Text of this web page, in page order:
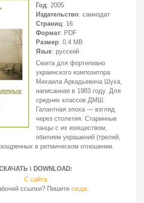
Год: 2005
Издательство: самиздат
Страниц: 16
Формат: PDF
Размер: 0,4 МВ
Язык: русский
Сюита для фортепиано
украинского композитора
Михаила Аркадьевича Шуха,
написанная в 1983 году. Для
средних классов ДМШ.
Галантная эпоха — взгляд
через столетия. Старинные
танцы с их изяществом,
обилием украшений (трелей,
в ритмическом отношении.
\ DOWNLOAD:
С сайта
ссылки? Пишите сюда.